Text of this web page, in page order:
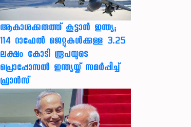
ആകാശക്കരുത്ത് കൂട്ടാൻ ഇന്ത്യ;
114 റാഫേൽ ജെറ്റുകൾക്കുള്ള 3.25
ലക്ഷം കോടി രൂപയുടെ
പ്രൊപ്പോസൽ ഇന്ത്യയ്ക്ക് സമർപ്പിച്ച്
ഫ്രാൻസ്